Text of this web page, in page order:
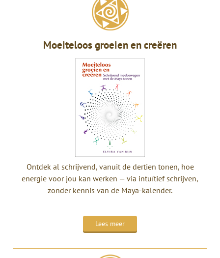
Moeiteloos groeien en creëren
Ontdek al schrijvend, vanuit de dertien tonen, hoe
energie voor jou kan werken — via intuïtief schrijven,
zonder kennis van de Maya-kalender.
Lees meer